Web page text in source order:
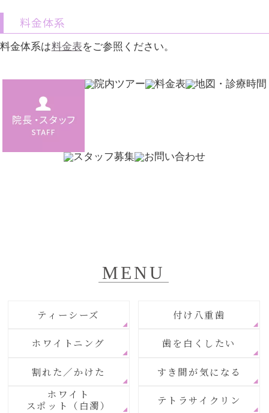
料金体系
料金体系は料金表をご参照ください。
MENU
ティーシーズ 付け八重歯
ホワイトニング 歯を白くしたい
割れた／かけた
すき間が気になる
ホワイト
スポット（白濁）
テトラサイクリン